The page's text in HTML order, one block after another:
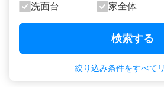
洗面台 家全体
検索する
絞り込み条件をすべて